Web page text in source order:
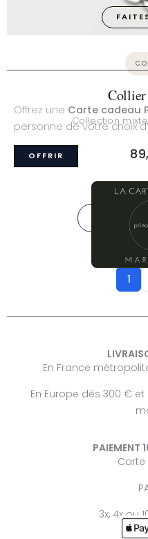
Collier
Collection
AJOUTER
1
Offrez une Carte cadeau
personne de votre choix
OFFRIR
En France
En Europe dès 300 €
PAIEMENT
Carte
3x, 4x ou